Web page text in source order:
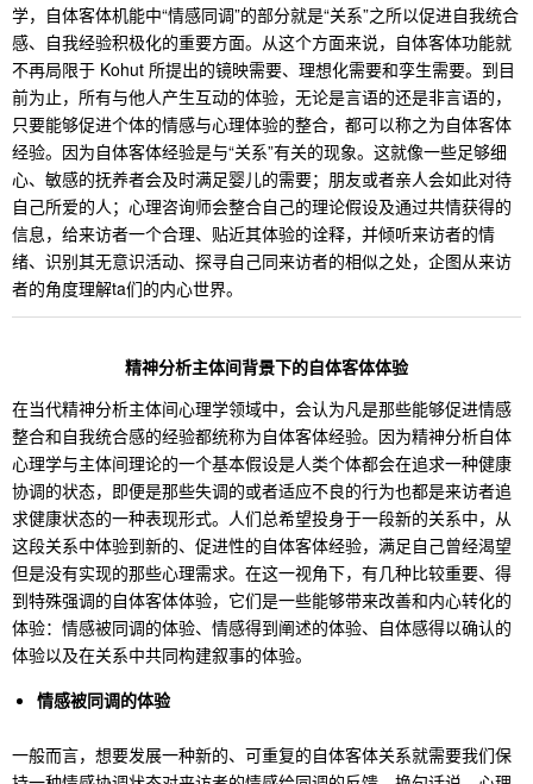
学，自体客体机能中“情感同调”的部分就是“关系”之所以促进自我统合
感、自我经验积极化的重要方面。从这个方面来说，自体客体功能就
不再局限于 Kohut 所提出的镜映需要、理想化需要和孪生需要。到目
前为止，所有与他人产生互动的体验，无论是言语的还是非言语的，
只要能够促进个体的情感与心理体验的整合，都可以称之为自体客体
经验。因为自体客体经验是与“关系”有关的现象。这就像一些足够细
心、敏感的抚养者会及时满足婴儿的需要；朋友或者亲人会如此对待
自己所爱的人；心理咨询师会整合自己的理论假设及通过共情获得的
信息，给来访者一个合理、贴近其体验的诠释，并倾听来访者的情
绪、识别其无意识活动、探寻自己同来访者的相似之处，企图从来访
者的角度理解ta们的内心世界。
精神分析主体间背景下的自体客体体验
在当代精神分析主体间心理学领域中，会认为凡是那些能够促进情感
整合和自我统合感的经验都统称为自体客体经验。因为精神分析自体
心理学与主体间理论的一个基本假设是人类个体都会在追求一种健康
协调的状态，即便是那些失调的或者适应不良的行为也都是来访者追
求健康状态的一种表现形式。人们总希望投身于一段新的关系中，从
这段关系中体验到新的、促进性的自体客体经验，满足自己曾经渴望
但是没有实现的那些心理需求。在这一视角下，有几种比较重要、得
到特殊强调的自体客体体验，它们是一些能够带来改善和内心转化的
体验：情感被同调的体验、情感得到阐述的体验、自体感得以确认的
体验以及在关系中共同构建叙事的体验。
情感被同调的体验
一般而言，想要发展一种新的、可重复的自体客体关系就需要我们保